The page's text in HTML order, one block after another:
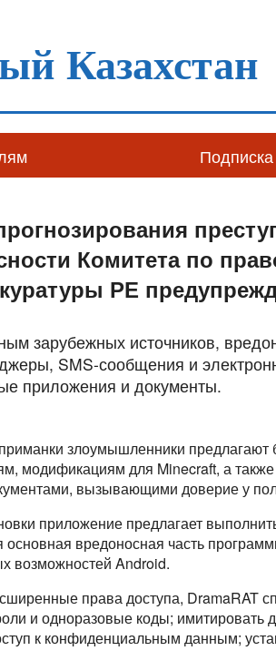
Казахстан
Подписка
Комитета по
РЕ
зарубежных источников,
SMS-сообщения и
приложения и документы.
злоумышленники
модификациям для Minecraft, а
вызывающими доверие у
приложение предлагает
основная вредоносная часть
возможностей Android.
права доступа, DramaRAT
и одноразовые коды; имитировать
к конфиденциальным данным;